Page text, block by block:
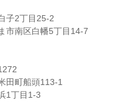
子2丁目25-2
市南区白幡5丁目14-7
田町船頭113-1
1丁目1-3